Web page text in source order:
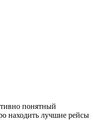
понятный
находить лучшие рейсы